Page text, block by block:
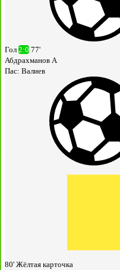
Гол 2:0 77'
Абдрахманов А
Пас: Валиев
80' Жёлтая карточка